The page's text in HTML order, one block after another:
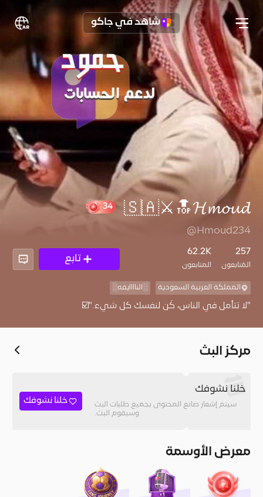
شاهد في جاكو
🇸🇦⚔️🔝𝓗𝓶𝓸𝓾𝓭
@Hmoud234
257
المُتابعون
62.2K
المتابعون
تابع
المملكة العربية السعودية ░الناااايفه░
"لا تتأمل في الناس، كُن لنفسك كل شيء."☑️
مركز البث
خلنا نشوفك
سيتم إشعار صانع المحتوى بجميع طلبات البث
وسيقوم البث.
خلنا نشوفك
معرض الأوسمة